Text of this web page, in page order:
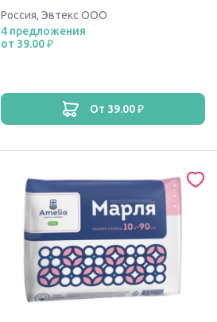
Россия, Эвтекс ООО
4 предложения
от 39.00 ₽
от 39.00 ₽